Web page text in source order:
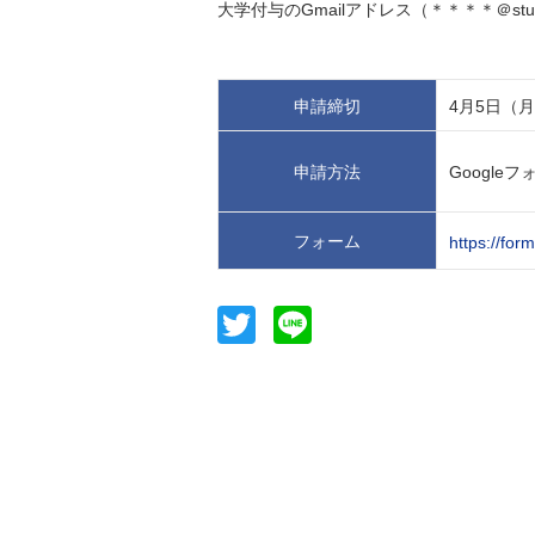
大学付与のGmailアドレス（＊＊＊＊＠
申請締切 4月5日（
申請方法 Googleフ
フォーム https://
Twitter